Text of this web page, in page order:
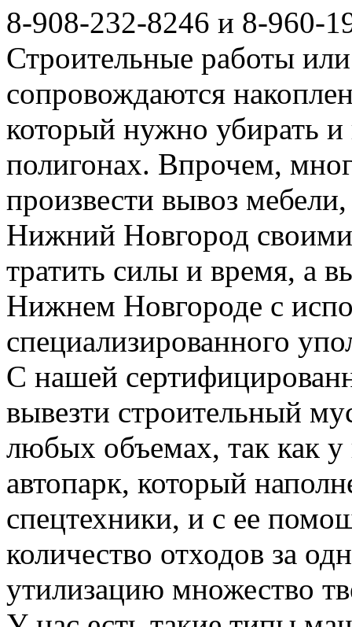
8-908-232-8246 и 8-960-
Строительные работы
сопровождаются
который нужно убирать
полигонах. Впрочем,
произвести вывоз
Нижний Новгород
тратить силы и время, а
Нижнем Новгороде с
специализированного
С нашей
вывезти строительный
любых объемах, так как
автопарк, который
спецтехники, и с ее
количество отходов за
утилизацию множество